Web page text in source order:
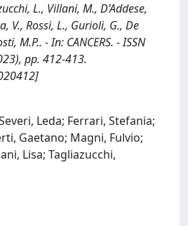
L., Villani, M., D’Addese,
V., Rossi, L., Gurioli, G., De
M.P.. - In: CANCERS. - ISSN
pp. 412-413.
Leda; Ferrari, Stefania;
Gaetano; Magni, Fulvio;
Lisa; Tagliazucchi,